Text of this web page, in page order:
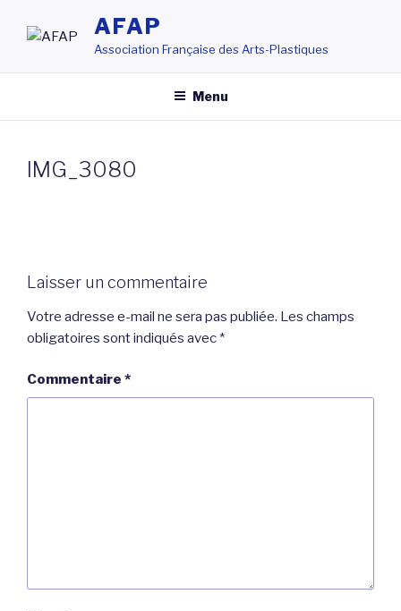
principal
AFAP
Association Française des Arts-Plastiques
Menu
IMG_3080
Laisser un commentaire
Votre adresse e-mail ne sera pas publiée. Les champs
obligatoires sont indiqués avec *
Commentaire *